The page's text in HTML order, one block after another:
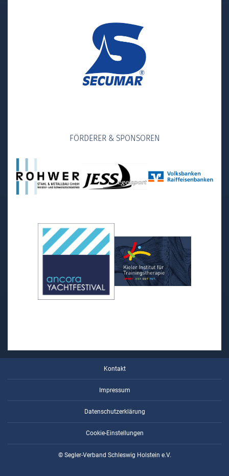
FÖRDERER & SPONSOREN
Kontakt
Impressum
Datenschutzerklärung
Cookie-Einstellungen
© Segler-Verband Schleswig Holstein e.V.